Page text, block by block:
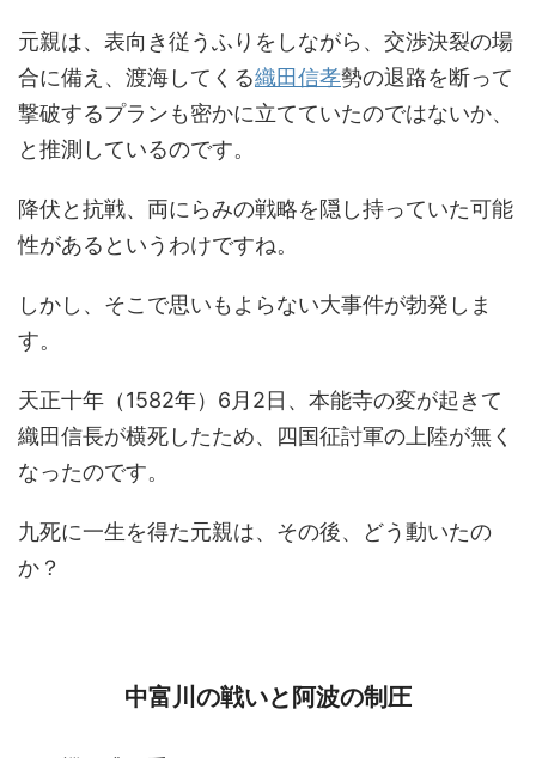
元親は、表向き従うふりをしながら、交渉決裂の場
合に備え、渡海してくる織田信孝勢の退路を断って
撃破するプランも密かに立てていたのではないか、
と推測しているのです。
降伏と抗戦、両にらみの戦略を隠し持っていた可能
性があるというわけですね。
しかし、そこで思いもよらない大事件が勃発しま
す。
天正十年（1582年）6月2日、本能寺の変が起きて
織田信長が横死したため、四国征討軍の上陸が無く
なったのです。
九死に一生を得た元親は、その後、どう動いたの
か？
中富川の戦いと阿波の制圧